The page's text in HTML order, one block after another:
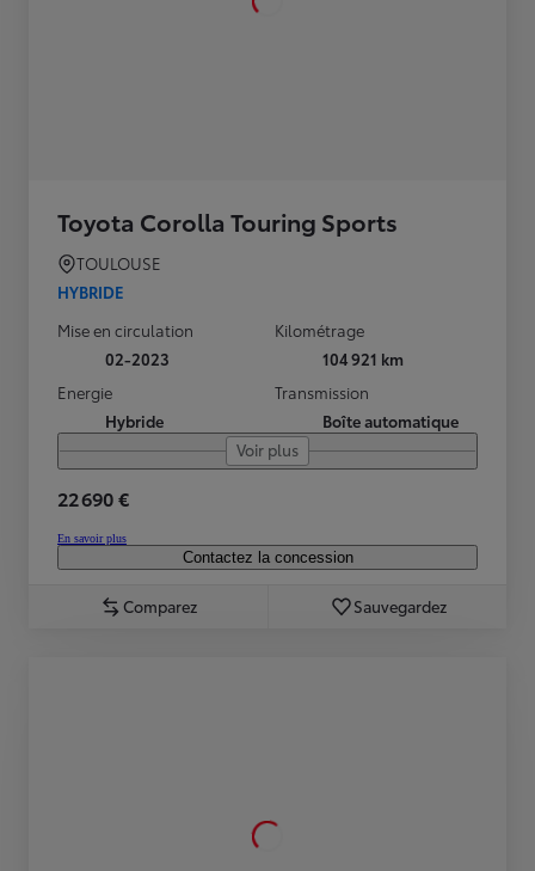
Toyota Corolla Touring Sports
TOULOUSE
HYBRIDE
Mise en circulation
02-2023
Kilométrage
104 921 km
Energie
Hybride
Transmission
Boîte automatique
Voir plus
22 690 €
En savoir plus
Contactez la concession
Comparez Sauvegardez